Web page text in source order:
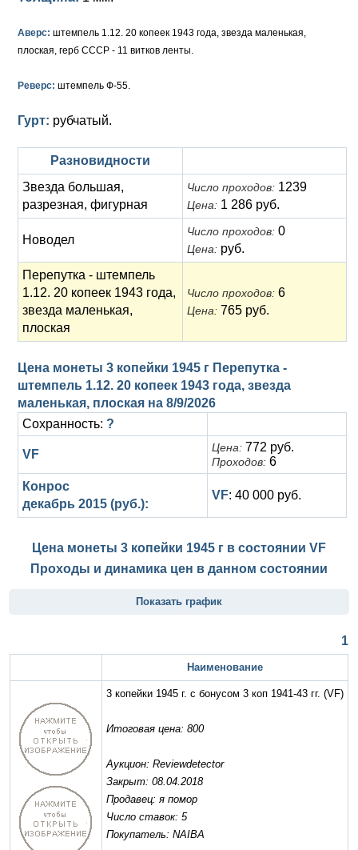
Памятные и донативные
Сибирские монеты
Для Молдавии и Валахии
Серебро
Медь
Анна Иоанновна (1730-1740)
Петр II (1727-1730)
Серебро
Медь
Для Речи Посполитой
Аверс: штемпель 1.12. 20 копеек 1943 года, звезда маленькая,
плоская, герб СССР - 11 витков ленты.
Реверс: штемпель Ф-55.
Гурт: рубчатый.
Разновидности
Звезда большая,
разрезная, фигурная
Число проходов: 1239
Цена: 1 286 руб.
Новодел
Число проходов: 0
Цена: руб.
Перепутка - штемпель
1.12. 20 копеек 1943 года,
звезда маленькая,
плоская
Число проходов: 6
Цена: 765 руб.
Цена монеты 3 копейки 1945 г Перепутка -
штемпель 1.12. 20 копеек 1943 года, звезда
маленькая, плоская на 8/9/2026
Сохранность: ?
VF Цена: 772 руб.
Проходов: 6
Конрос
декабрь 2015 (руб.):
VF: 40 000 руб.
Цена монеты 3 копейки 1945 г в состоянии VF
Проходы и динамика цен в данном состоянии
Показать график
1
Наименование
3 копейки 1945 г. с бонусом 3 коп 1941-43 гг. (VF)
Итоговая цена: 800
Аукцион: Reviewdetector
Закрыт: 08.04.2018
Продавец: я помор
Число ставок: 5
Покупатель: NAIBA